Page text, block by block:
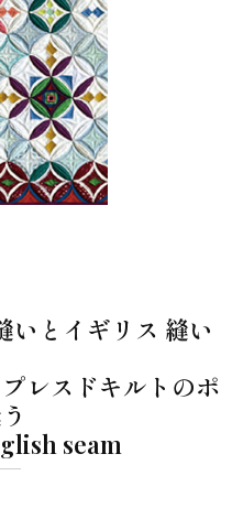
いとイギリス 縫い
レスドキルトのポ
seam